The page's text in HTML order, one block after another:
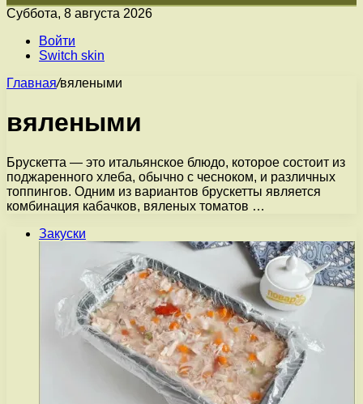
Суббота, 8 августа 2026
Войти
Switch skin
Главная/вялеными
вялеными
Брускетта — это итальянское блюдо, которое состоит из
поджаренного хлеба, обычно с чесноком, и различных
топпингов. Одним из вариантов брускетты является
комбинация кабачков, вяленых томатов …
Закуски